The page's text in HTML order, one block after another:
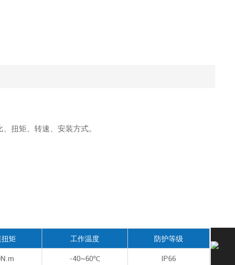
扭矩、转速、安装方式。
矩 工作温度 防护等级
-40~60℃ IP66